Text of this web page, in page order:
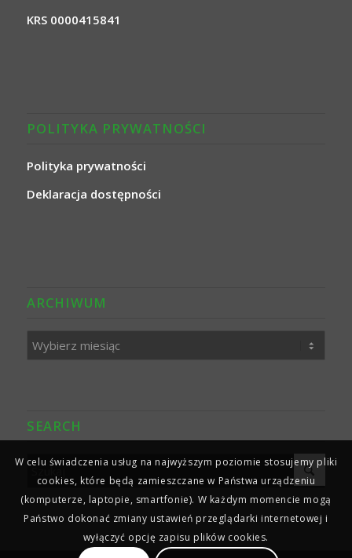
KRS 0000415841
POLITYKA PRYWATNOŚCI
Polityka prywatności
Deklaracja dostępności
ARCHIWUM
SEARCH
W celu świadczenia usług na najwyższym poziomie stosujemy pliki
cookies, które będą zamieszczane w Państwa urządzeniu
(komputerze, laptopie, smartfonie). W każdym momencie mogą
Państwo dokonać zmiany ustawień przeglądarki internetowej i
wyłączyć opcję zapisu plików cookies.